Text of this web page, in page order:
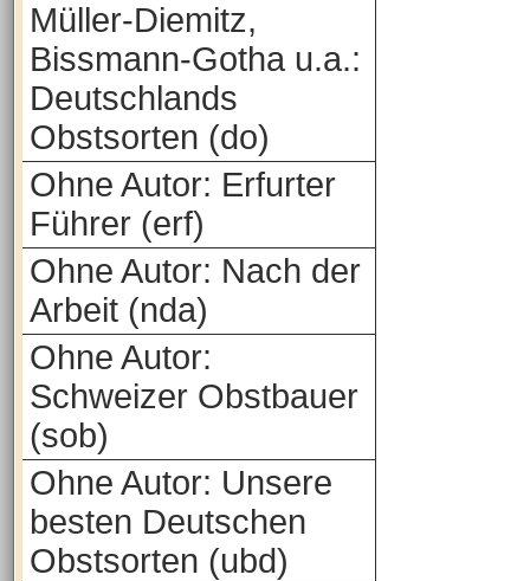
Müller-Diemitz,
Bissmann-Gotha u.a.:
Deutschlands
Obstsorten (do)
Ohne Autor: Erfurter
Führer (erf)
Ohne Autor: Nach der
Arbeit (nda)
Ohne Autor:
Schweizer Obstbauer
(sob)
Ohne Autor: Unsere
besten Deutschen
Obstsorten (ubd)